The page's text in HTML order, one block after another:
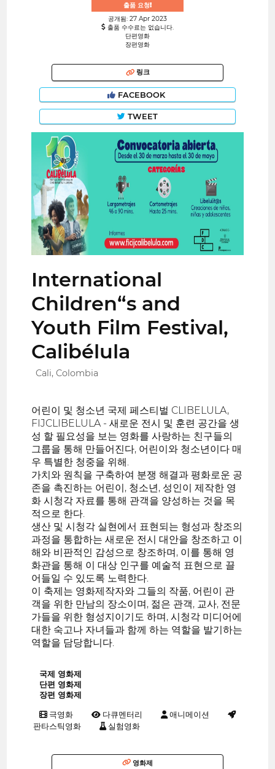
출품 요청!
공개됨: 27 Apr 2023
출품 수수료는 없습니다.
단편영화
장편영화
링크
FACEBOOK
TWEET
International
Children“s and
Youth Film Festival,
Calibélula
Cali, Colombia
어린이 및 청소년 국제 페스티벌 CLIBELULA,
FIJCLIBELULA - 새로운 전시 및 훈련 공간을 생
성 할 필요성을 보는 영화를 사랑하는 친구들의
그룹을 통해 만들어진다, 어린이와 청소년이다 매
우 특별한 청중을 위해.
가치와 원칙을 구축하여 분쟁 해결과 평화로운 공
존을 촉진하는 어린이, 청소년, 성인이 제작한 영
화 시청각 자료를 통해 관객을 양성하는 것을 목
적으로 한다.
생산 및 시청각 실현에서 표현되는 형성과 창조의
과정을 통합하는 새로운 전시 대안을 창조하고 이
해와 비판적인 감성으로 창조하며, 이를 통해 영
화관을 통해 이 대상 인구를 예술적 표현으로 끌
어들일 수 있도록 노력한다.
이 축제는 영화제작자와 그들의 작품, 어린이 관
객을 위한 만남의 장소이며, 젊은 관객, 교사, 전문
가들을 위한 형성지이기도 하며, 시청각 미디어에
대한 숙고나 자녀들과 함께 하는 역할을 발기하는
역할을 담당합니다.
국제 영화제
단편 영화제
장편 영화제
극영화 다큐멘터리
애니메이션
판타스틱영화
실험영화
영화제